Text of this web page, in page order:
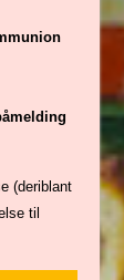
(deriblant
til